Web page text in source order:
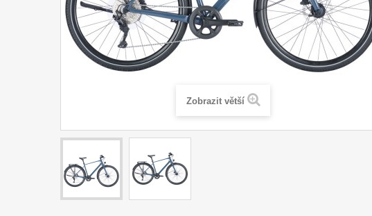
Zobrazit větší